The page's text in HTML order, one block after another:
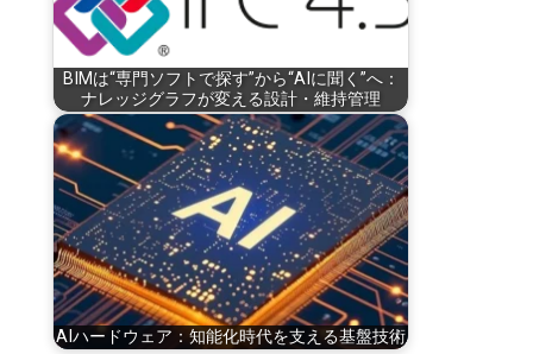
BIMは“専門ソフトで探す”から“AIに聞く”へ：
ナレッジグラフが変える設計・維持管理
AIハードウェア：知能化時代を支える基盤技術